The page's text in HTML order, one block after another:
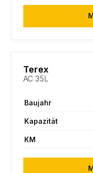
Terex
AC 35L
Baujahr
Kapazität
KM